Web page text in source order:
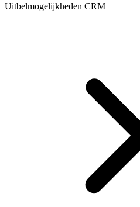
Uitbelmogelijkheden CRM